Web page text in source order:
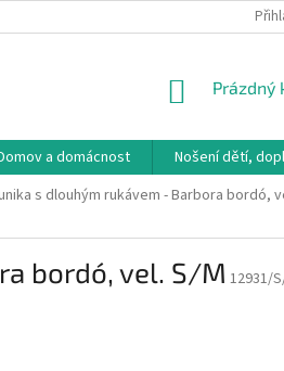
NÁKUPNÍ
Prázdný
a domácnost Nošení dětí,
s dlouhým rukávem - Barbora bordó,
bordó, vel. S/M 12931/